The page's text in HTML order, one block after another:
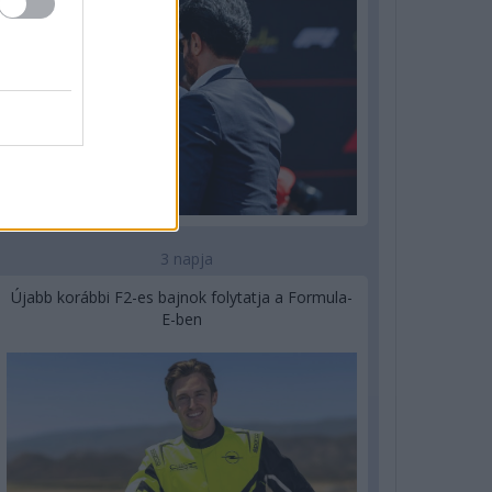
3 napja
Újabb korábbi F2-es bajnok folytatja a Formula-
E-ben